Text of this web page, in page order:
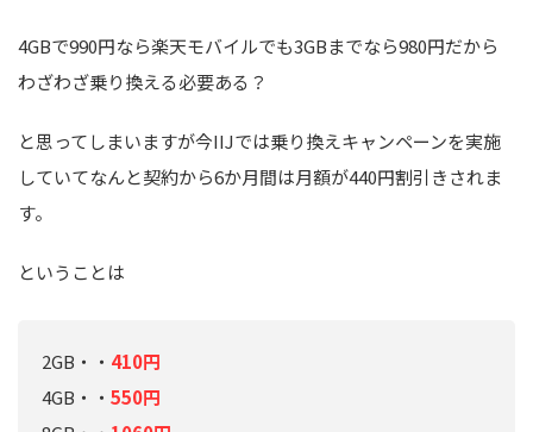
4GBで990円なら楽天モバイルでも3GBまでなら980円だから
わざわざ乗り換える必要ある？
と思ってしまいますが今IIJでは乗り換えキャンペーンを実施
していてなんと契約から6か月間は月額が440円割引きされま
す。
ということは
2GB・・ 410円
4GB・・ 550円